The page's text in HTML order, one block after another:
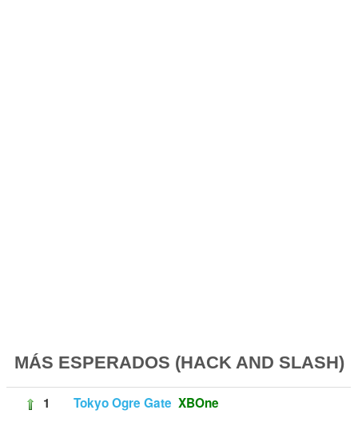
MÁS ESPERADOS (HACK AND SLASH)
1 Tokyo Ogre Gate XBOne